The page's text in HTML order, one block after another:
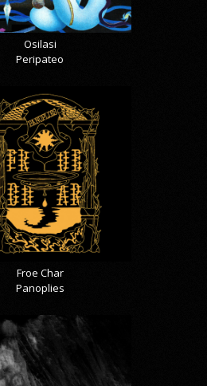
Osilasi
Peripateo
Froe Char
Panoplies